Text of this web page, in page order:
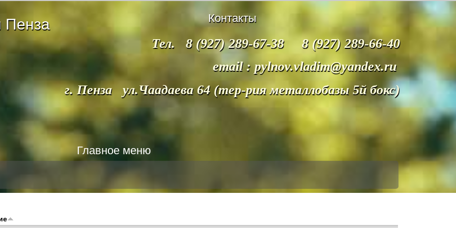
Контакты
Тел. 8 (927) 289-67-38 8 (927) 289-66-40
email : pylnov.vladim@yandex.ru
г. Пенза ул.Чаадаева 64 (тер-рия металлобазы 5й бокс)
Пенза
Главное меню